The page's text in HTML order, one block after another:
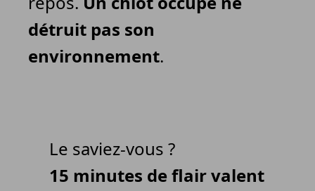
détruit pas son
environnement.
Le saviez-vous ?
15 minutes de flair valent